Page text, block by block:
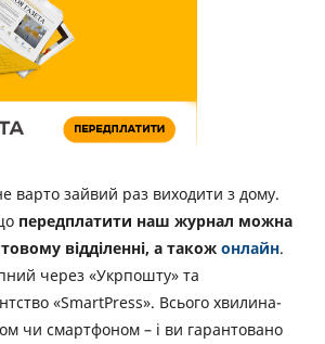
варто зайвий раз виходити з дому.
передплатити наш журнал можна
відділенні, а також онлайн.
через «Укрпошту» та
«SmartPress». Всього хвилина-
чи смартфоном – і ви гарантовано